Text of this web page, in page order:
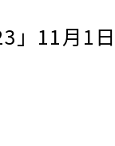
」11月1